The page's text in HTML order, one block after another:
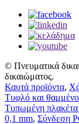
© Πνευματικά
δικαιώματος.
Καυτά προϊόντα,
Τυφλό και
Τυπωμένη
0,1 mm, Σύνδεση